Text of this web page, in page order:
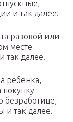
и так далее.
разовой или
месте
так далее.
ребенка,
безработице,
и так далее.